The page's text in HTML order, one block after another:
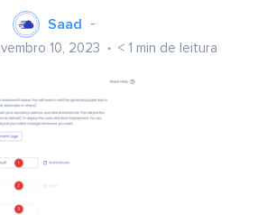
Saad
10, 2023 < 1 min de leitura